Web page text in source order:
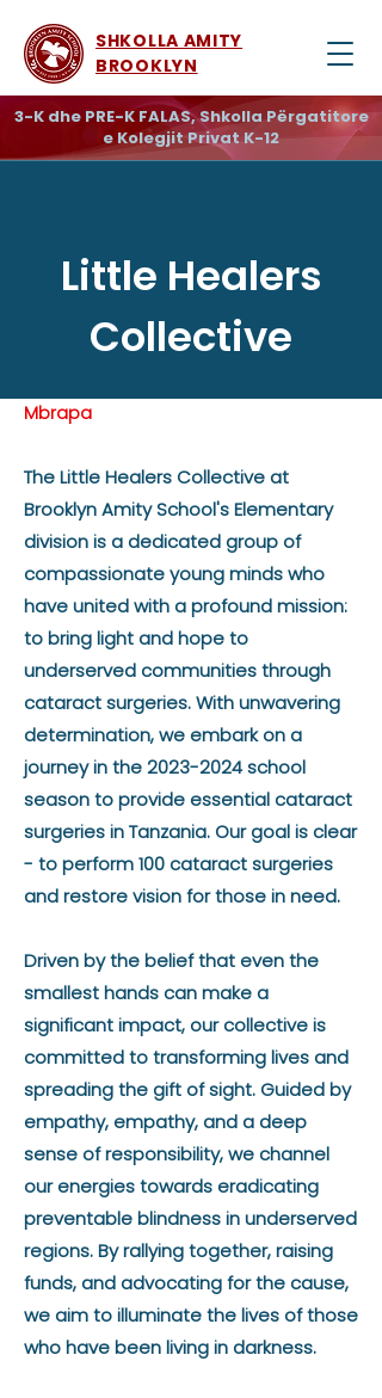
SHKOLLA AMITY
BROOKLYN
3-K dhe PRE-K FALAS, Shkolla Përgatitore
e Kolegjit Privat K-12
Little Healers
Collective
Mbrapa
The Little Healers Collective at
Brooklyn Amity School's Elementary
division is a dedicated group of
compassionate young minds who
have united with a profound mission:
to bring light and hope to
underserved communities through
cataract surgeries. With unwavering
determination, we embark on a
journey in the2023-2024school
season to provide essential cataract
surgeries in Tanzania. Our goal is clear
- to perform 100 cataract surgeries
and restore vision for those in need.
Driven by the belief that even the
smallest hands can make a
significant impact, our collective is
committed to transforming lives and
spreading the gift of sight. Guided by
empathy, empathy, and a deep
sense of responsibility, we channel
our energies towards eradicating
preventable blindness in underserved
regions. By rallying together, raising
funds, and advocating for the cause,
we aim to illuminate the lives of those
who have been living in darkness.